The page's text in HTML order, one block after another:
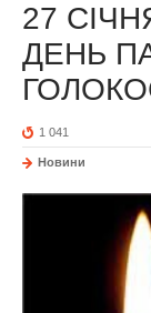
27
ДЕНЬ
1 041
Новини